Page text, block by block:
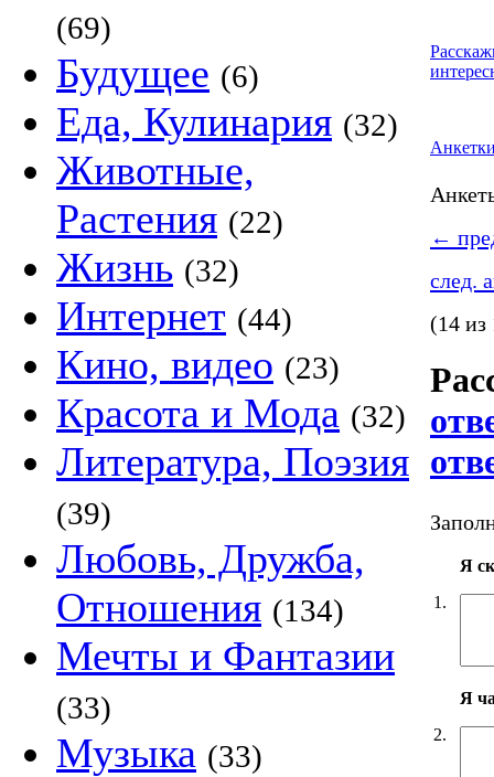
(69)
Будущее (6)
Еда, Кулинария (32)
Животные,
Растения (22)
Жизнь (32)
Интернет (44)
Кино, видео (23)
Красота и Мода (32)
Литература, Поэзия
(39)
Любовь, Дружба,
Отношения (134)
Мечты и Фантазии
(33)
Музыка (33)
←
след.
(14 из
1.
Я
2.
Я